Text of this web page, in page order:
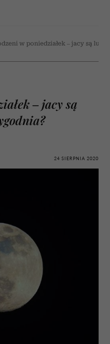
w poniedziałek – jacy są
– jacy są
24 SIERPNIA 2020